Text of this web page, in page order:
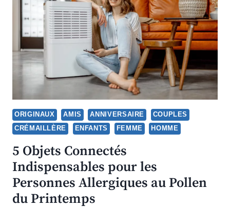
ORIGINAUX AMIS ANNIVERSAIRE
COUPLES
CRÉMAILLÈRE
ENFANTS FEMME HOMME
5 Objets Connectés
Indispensables pour les
Personnes Allergiques au Pollen
du Printemps